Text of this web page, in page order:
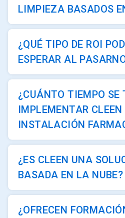
LIMPIEZA BASADOS
¿QUÉ TIPO DE ROI
ESPERAR AL
¿CUÁNTO TIEMPO SE
IMPLEMENTAR
INSTALACIÓN
¿ES CLEEN UNA
BASADA EN LA NUBE?
¿OFRECEN